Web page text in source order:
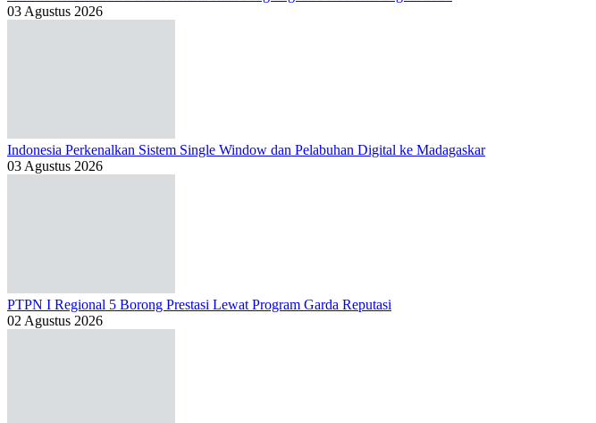
03 Agustus 2026
Indonesia Perkenalkan Sistem Single Window dan Pelabuhan Digital ke Madagaskar
03 Agustus 2026
PTPN I Regional 5 Borong Prestasi Lewat Program Garda Reputasi
02 Agustus 2026